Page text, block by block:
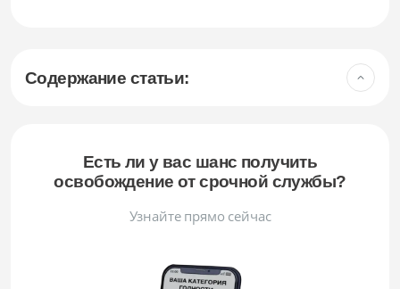
Содержание статьи:
Есть ли у вас шанс получить
освобождение от срочной службы?
Узнайте прямо сейчас